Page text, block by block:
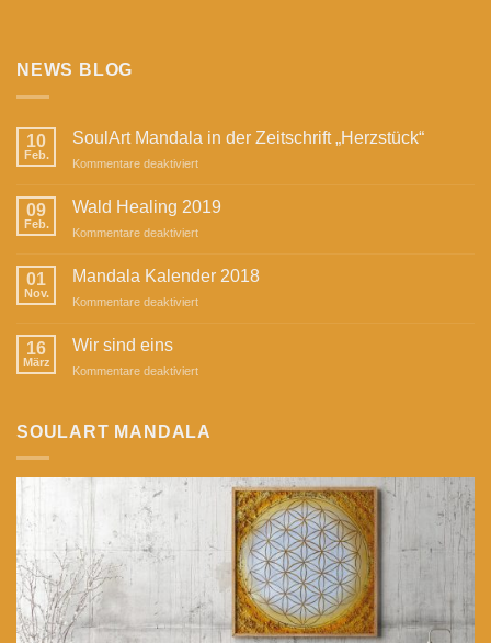
NEWS BLOG
10
Feb.
SoulArt Mandala in der Zeitschrift „Herzstück“
Kommentare deaktiviertfür
Mandala
der
„Herzstück“
09
Feb.
Wald Healing 2019
Kommentare deaktiviertfür
Healing
01
Nov.
Mandala Kalender 2018
Kommentare deaktiviertfür
16
März
Wir sind eins
Kommentare deaktiviertfür
eins
SOULART MANDALA